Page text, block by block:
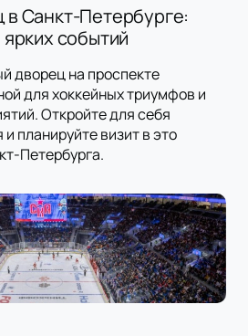
Санкт-Петербурге:
событий
дворец на проспекте
для хоккейных триумфов и
Откройте для себя
планируйте визит в это
Петербурга.